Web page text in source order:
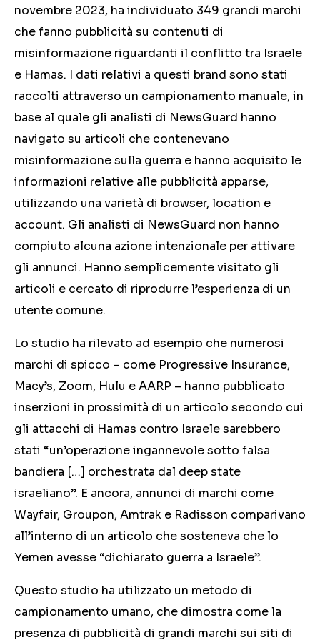
novembre 2023, ha individuato 349 grandi marchi
che fanno pubblicità su contenuti di
misinformazione riguardanti il conflitto tra Israele
e Hamas. I dati relativi a questi brand sono stati
raccolti attraverso un campionamento manuale, in
base al quale gli analisti di NewsGuard hanno
navigato su articoli che contenevano
misinformazione sulla guerra e hanno acquisito le
informazioni relative alle pubblicità apparse,
utilizzando una varietà di browser, location e
account. Gli analisti di NewsGuard non hanno
compiuto alcuna azione intenzionale per attivare
gli annunci. Hanno semplicemente visitato gli
articoli e cercato di riprodurre l’esperienza di un
utente comune.
Lo studio ha rilevato ad esempio che numerosi
marchi di spicco – come Progressive Insurance,
Macy’s, Zoom, Hulu e AARP – hanno pubblicato
inserzioni in prossimità di un articolo secondo cui
gli attacchi di Hamas contro Israele sarebbero
stati “un’operazione ingannevole sotto falsa
bandiera […] orchestrata dal deep state
israeliano”. E ancora, annunci di marchi come
Wayfair, Groupon, Amtrak e Radisson comparivano
all’interno di un articolo che sosteneva che lo
Yemen avesse “dichiarato guerra a Israele”.
Questo studio ha utilizzato un metodo di
campionamento umano, che dimostra come la
presenza di pubblicità di grandi marchi sui siti di